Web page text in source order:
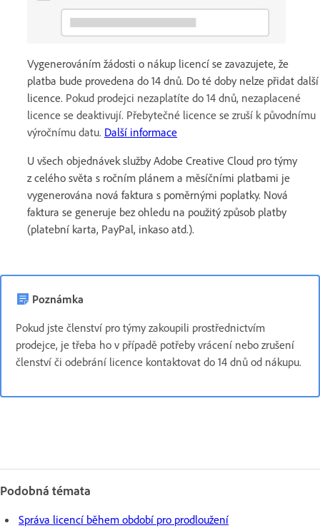
Vygenerováním žádosti o nákup licencí se zavazujete, že
platba bude provedena do 14 dnů. Do té doby nelze přidat další
licence. Pokud prodejci nezaplatíte do 14 dnů, nezaplacené
licence se deaktivují. Přebytečné licence se zruší k původnímu
výročnímu datu. Další informace
U všech objednávek služby Adobe Creative Cloud pro týmy
z celého světa s ročním plánem a měsíčními platbami je
vygenerována nová faktura s poměrnými poplatky. Nová
faktura se generuje bez ohledu na použitý způsob platby
(platební karta, PayPal, inkaso atd.).
Poznámka
Pokud jste členství pro týmy zakoupili prostřednictvím
prodejce, je třeba ho v případě potřeby vrácení nebo zrušení
členství či odebrání licence kontaktovat do 14 dnů od nákupu.
Podobná témata
Správa licencí během období pro prodloužení